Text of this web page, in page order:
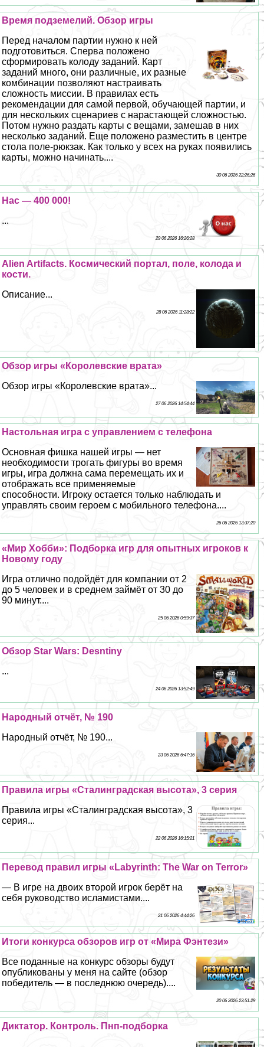
Время подземелий. Обзор игры
Перед началом партии нужно к ней
подготовиться. Сперва положено
сформировать колоду заданий. Карт
заданий много, они различные, их разные
комбинации позволяют настраивать
сложность миссии. В правилах есть
рекомендации для самой первой, обучающей партии, и
для нескольких сценариев с нарастающей сложностью.
Потом нужно раздать карты с вещами, замешав в них
несколько заданий. Еще положено разместить в центре
стола поле-рюкзак. Как только у всех на руках появились
карты, можно начинать....
30 06 2026 22:26:26
Нас — 400 000!
...
29 06 2026 16:26:28
Alien Artifacts. Космический портал, поле, колода и
кости.
Описание...
28 06 2026 11:28:22
Обзор игры «Королевские врата»
Обзор игры «Королевские врата»...
27 06 2026 14:54:44
Настольная игра с управлением с телефона
Основная фишка нашей игры — нет
необходимости трогать фигуры во время
игры, игра должна сама перемещать их и
отображать все применяемые
способности. Игроку остается только наблюдать и
управлять своим героем с мобильного телефона....
26 06 2026 13:37:20
«Мир Хобби»: Подборка игр для опытных игроков к
Новому году
Игра отлично подойдёт для компании от 2
до 5 человек и в среднем займёт от 30 до
90 минут....
25 06 2026 0:59:37
Обзор Star Wars: Desntiny
...
24 06 2026 13:52:49
Народный отчёт, № 190
Народный отчёт, № 190...
23 06 2026 6:47:16
Правила игры «Сталинградская высота», 3 серия
Правила игры «Сталинградская высота», 3
серия...
22 06 2026 16:15:21
Перевод правил игры «Labyrinth: The War on Terror»
— В игре на двоих второй игрок берёт на
себя руководство исламистами....
21 06 2026 4:44:26
Итоги конкурса обзоров игр от «Мира Фэнтези»
Все поданные на конкурс обзоры будут
опубликованы у меня на сайте (обзор
победитель — в последнюю очередь)....
20 06 2026 23:51:29
Диктатор. Контроль. Пнп-подборка